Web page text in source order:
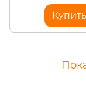
Купить